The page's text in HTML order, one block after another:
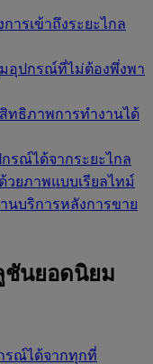
การเข้าถึงระยะไกล
อุปกรณ์ที่ไม่ต้องพึ่งพา
ทธิภาพการทำงานได้
รณ์ได้จากระยะไกล
วยภาพแบบเรียลไทม์
นบริการหลังการขาย
ชันยอดนิยม
รณ์ได้จากทุกที่